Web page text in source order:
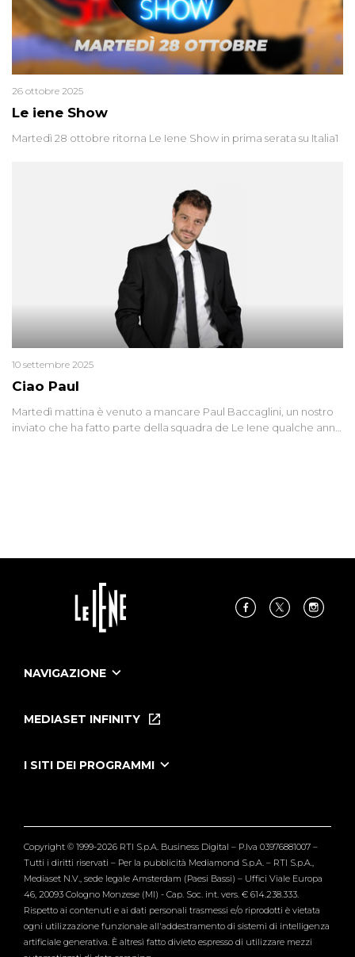
Le iene Show
26 ottobre 2025
Martedì 28 ottobre ritorna Le Iene Show in prima serata su Italia1
Ciao Paul
10 settembre 2025
Martedì mattina è venuto a mancare Paul Baccaglini, un nostro
inviato che ha fatto parte della squadra de Le Iene qualche anno
NAVIGAZIONE
Le Iene Presentano Inside
Tutti i servizi
MEDIASET INFINITY
I SITI DEI PROGRAMMI
Verissimo
Copyright © 1999-2026 RTI S.p.A. Business Digital – P.Iva 03976881007 –
Tutti i diritti riservati – Per la pubblicità Mediamond S.p.A. – RTI S.p.A.,
Mediaset N.V., sede legale Amsterdam (Paesi Bassi) – Uffici Viale Europa
46, 20093 Cologno Monzese (MI) - Cap. Soc. int. vers. € 614.238.333.
Rispetto ai contenuti e ai dati personali trasmessi e/o riprodotti è vietata
ogni utilizzazione funzionale all'addestramento di sistemi di intelligenza
artificiale generativa. È altresì fatto divieto espresso di utilizzare mezzi